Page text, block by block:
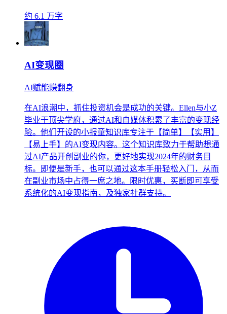
约 6.1 万字
AI变现圈
AI赋能赚翻身
在AI浪潮中，抓住投资机会是成功的关键。Ellen与小Z
毕业于顶尖学府，通过AI和自媒体积累了丰富的变现经
验。他们开设的小报童知识库专注于【简单】【实用】
【易上手】的AI变现内容。这个知识库致力于帮助想通
过AI产品开创副业的你，更好地实现2024年的财务目
标。即便是新手，也可以通过这本手册轻松入门，从而
在副业市场中占得一席之地。限时优惠，买断即可享受
系统化的AI变现指南，及独家社群支持。